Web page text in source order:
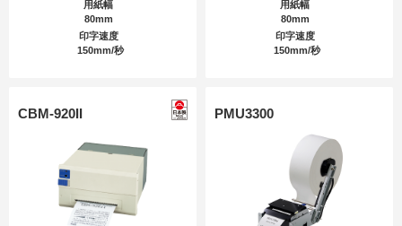
用紙幅
80mm
印字速度
150mm/秒
用紙幅
80mm
印字速度
150mm/秒
CBM-920II PMU3300